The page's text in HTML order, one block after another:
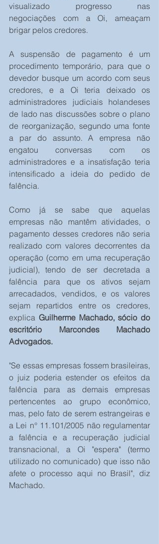
visualizado progresso nas
negociações com a Oi, ameaçam
brigar pelos credores.
A suspensão de pagamento é um
procedimento temporário, para que o
devedor busque um acordo com seus
credores, e a Oi teria deixado os
administradores judiciais holandeses
de lado nas discussões sobre o plano
de reorganização, segundo uma fonte
a par do assunto. A empresa não
engatou conversas com os
administradores e a insatisfação teria
intensificado a ideia do pedido de
falência.
Como já se sabe que aquelas
empresas não mantêm atividades, o
pagamento desses credores não seria
realizado com valores decorrentes da
operação (como em uma recuperação
judicial), tendo de ser decretada a
falência para que os ativos sejam
arrecadados, vendidos, e os valores
sejam repartidos entre os credores,
explica Guilherme Machado, sócio do
escritório Marcondes Machado
Advogados.
"Se essas empresas fossem brasileiras,
o juiz poderia estender os efeitos da
falência para as demais empresas
pertencentes ao grupo econômico,
mas, pelo fato de serem estrangeiras e
a Lei n° 11.101/2005 não regulamentar
a falência e a recuperação judicial
transnacional, a Oi "espera" (termo
utilizado no comunicado) que isso não
afete o processo aqui no Brasil", diz
Machado.